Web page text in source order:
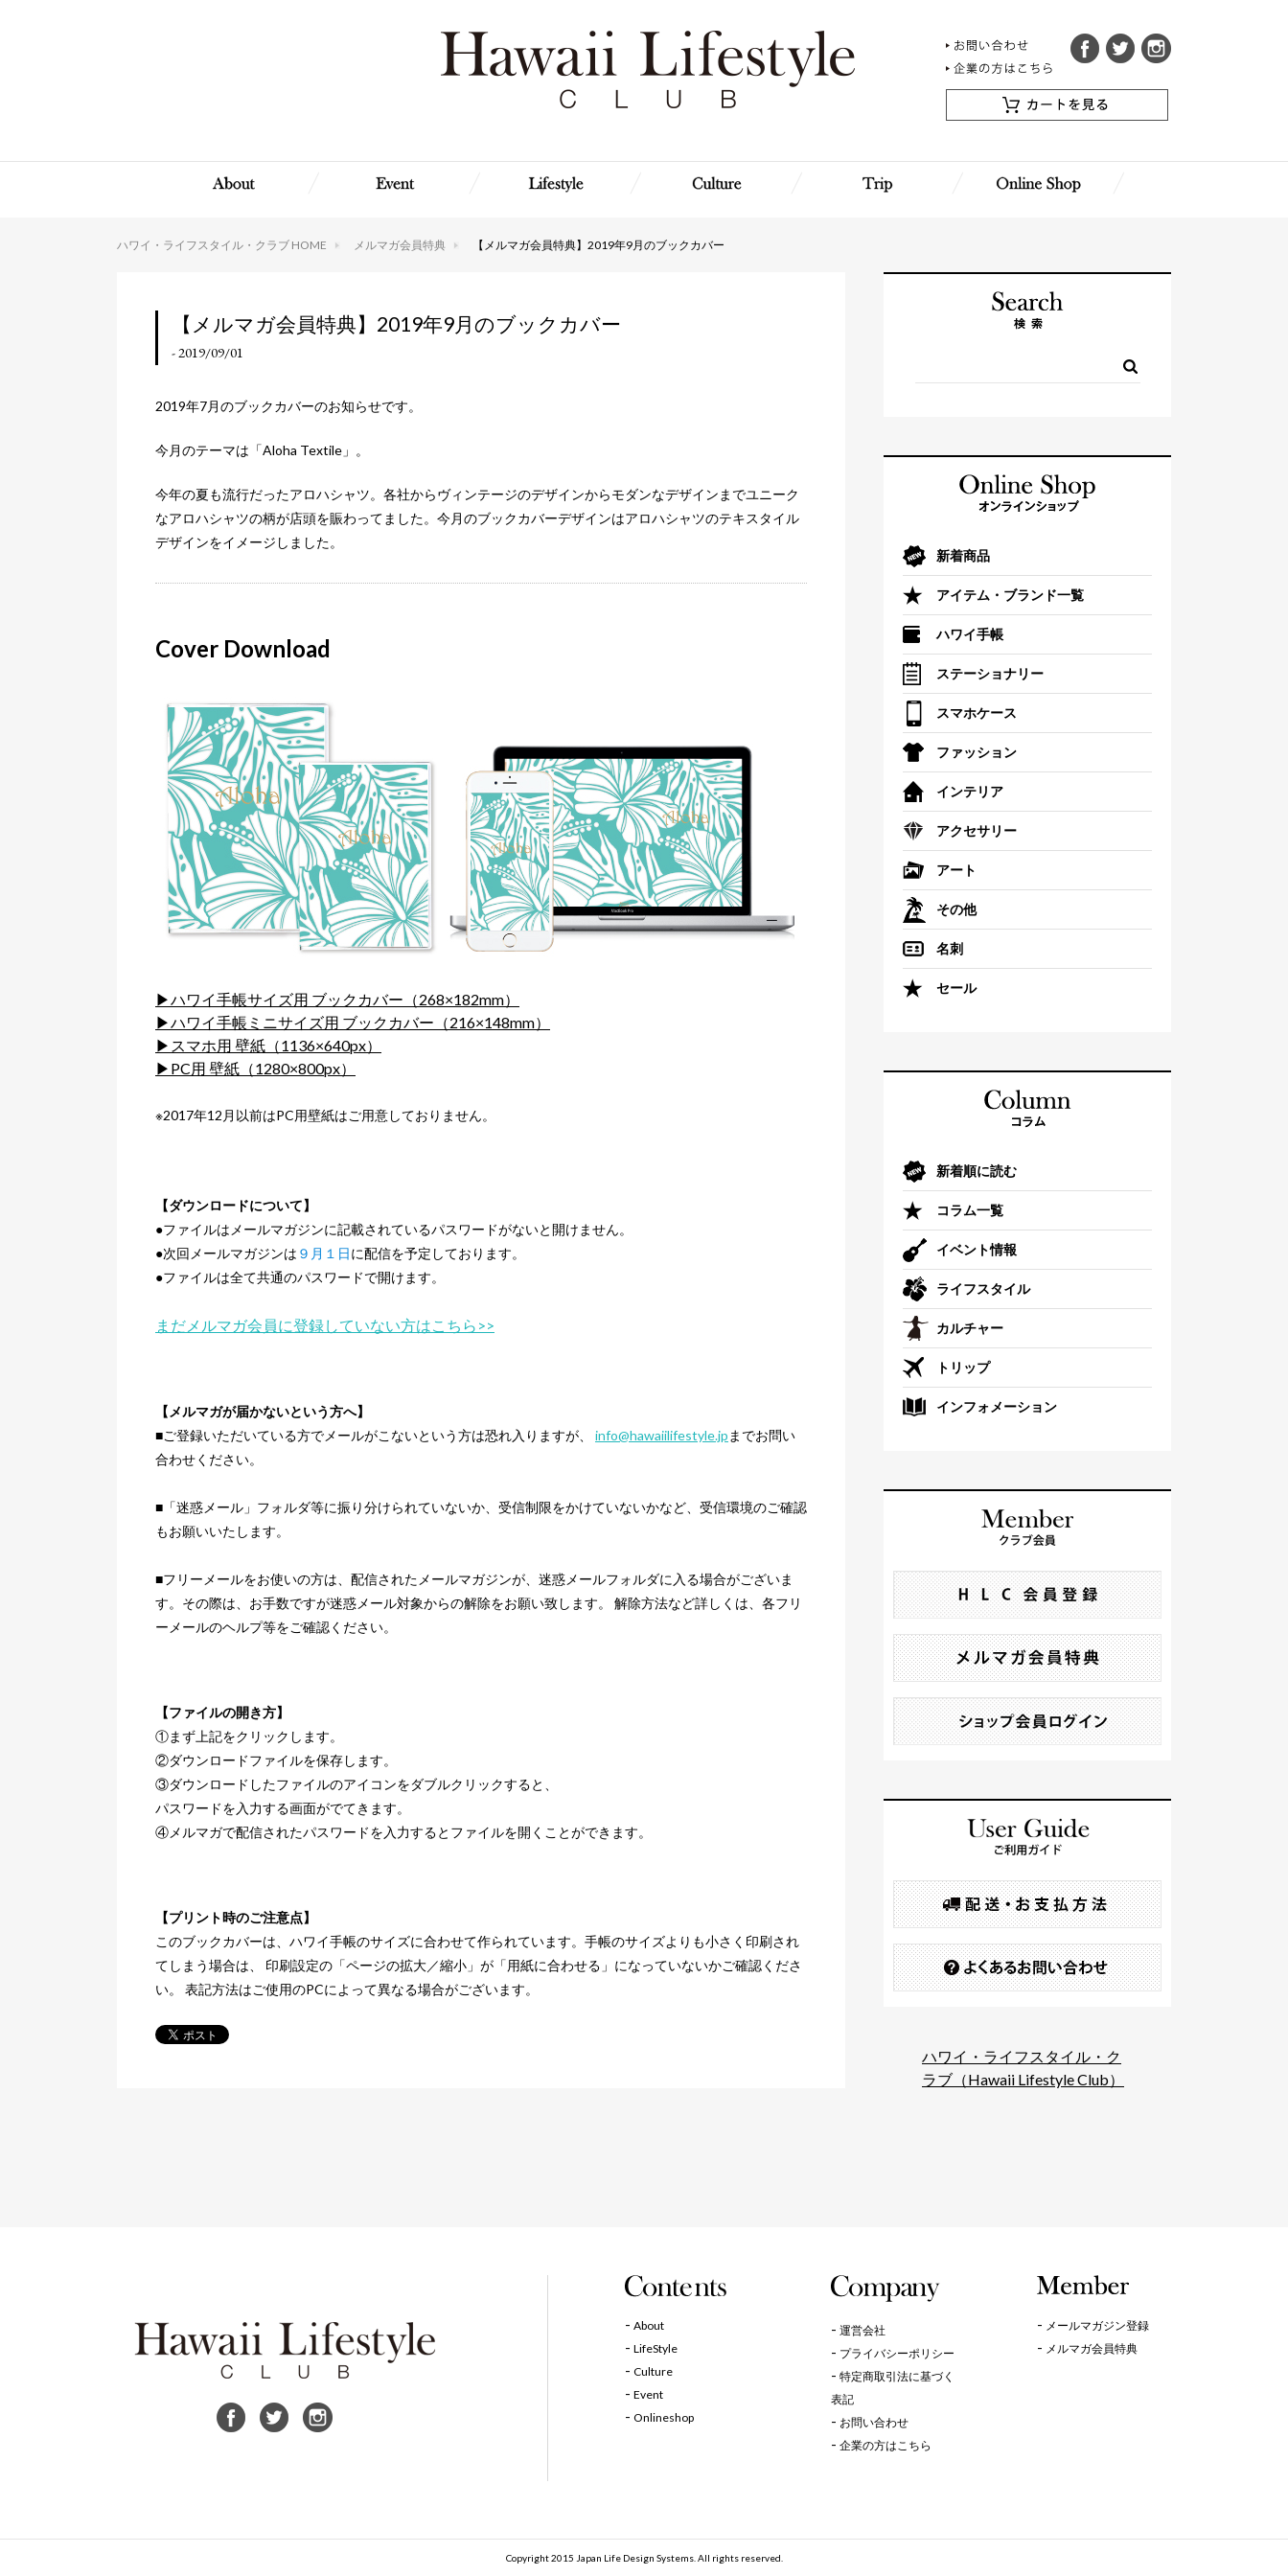
ハワイ・ライフスタイル・クラブ HOME メルマガ会員特典 【メルマガ会員特典】2019年9月のブックカバー
【メルマガ会員特典】2019年9月のブックカバー
- 2019/09/01
2019年7月のブックカバーのお知らせです。
今月のテーマは「Aloha Textile」。
今年の夏も流行だったアロハシャツ。各社からヴィンテージのデザインからモダンなデザインまでユニーク
なアロハシャツの柄が店頭を賑わってました。今月のブックカバーデザインはアロハシャツのテキスタイル
デザインをイメージしました。
Cover Download
▶ハワイ手帳サイズ用 ブックカバー（268×182mm）
▶ハワイ手帳ミニサイズ用 ブックカバー（216×148mm）
▶スマホ用 壁紙（1136×640px）
▶PC用 壁紙（1280×800px）
※2017年12月以前はPC用壁紙はご用意しておりません。
【ダウンロードについて】
●ファイルはメールマガジンに記載されているパスワードがないと開けません。
●次回メールマガジンは ９月１日に配信を予定しております。
●ファイルは全て共通のパスワードで開けます。
まだメルマガ会員に登録していない方はこちら>>
【メルマガが届かないという方へ】
■ご登録いただいている方でメールがこないという方は恐れ入りますが、 info@hawaiilifestyle.jp までお問い
合わせください。
■「迷惑メール」フォルダ等に振り分けられていないか、受信制限をかけていないかなど、受信環境のご確認
もお願いいたします。
■フリーメールをお使いの方は、配信されたメールマガジンが、迷惑メールフォルダに入る場合がございま
す。その際は、お手数ですが迷惑メール対象からの解除をお願い致します。 解除方法など詳しくは、各フリ
ーメールのヘルプ等をご確認ください。
【ファイルの開き方】
①まず上記をクリックします。
②ダウンロードファイルを保存します。
③ダウンロードしたファイルのアイコンをダブルクリックすると、
パスワードを入力する画面がでてきます。
④メルマガで配信されたパスワードを入力するとファイルを開くことができます。
【プリント時のご注意点】
このブックカバーは、ハワイ手帳のサイズに合わせて作られています。手帳のサイズよりも小さく印刷され
てしまう場合は、 印刷設定の「ページの拡大／縮小」が「用紙に合わせる」になっていないかご確認くださ
い。 表記方法はご使用のPCによって異なる場合がございます。
新着商品
アイテム・ブランド一覧
ハワイ手帳
ステーショナリー
スマホケース
ファッション
インテリア
アクセサリー
アート
その他
名刺
セール
新着順に読む
コラム一覧
イベント情報
ライフスタイル
カルチャー
トリップ
インフォメーション
ハワイ・ライフスタイル・ク
ラブ（Hawaii Lifestyle Club）
About
LifeStyle
Culture
Event
Onlineshop
運営会社
プライバシーポリシー
特定商取引法に基づく
表記
お問い合わせ
企業の方はこちら
メールマガジン登録
メルマガ会員特典
Copyright 2015 Japan Life Design Systems. All rights reserved.